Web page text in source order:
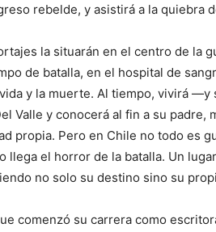
rebelde, y asistirá a la quiebra
la situarán en el centro de la
de batalla, en el hospital de
y la muerte. Al tiempo, vivirá
Valle y conocerá al fin a su
propia. Pero en Chile no todo es
llega el horror de la batalla. Un
no solo su destino sino su
co­menzó su carrera como